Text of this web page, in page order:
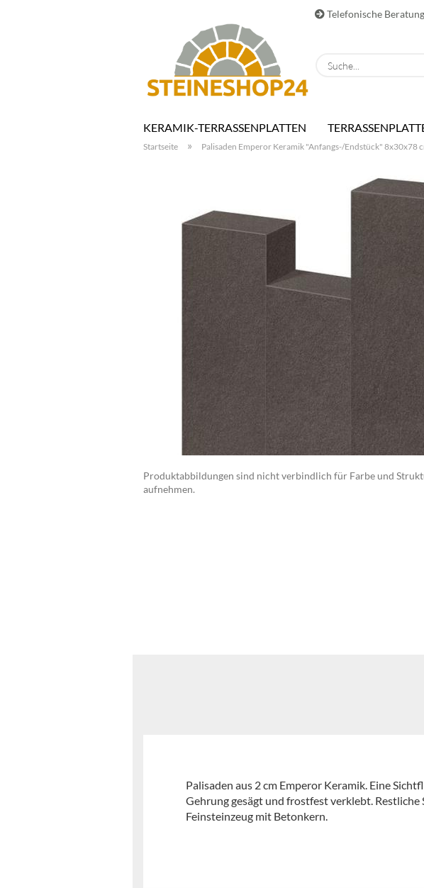
Telefonische
KERAMIK-TERRASSENPLATTEN
Startseite » Palisaden Emperor Keramik "Anfangs-/Endstück" 8x30x78
Produktabbildungen sind nicht verbindlich für Farbe und
aufnehmen.
Palisaden aus 2 cm Emperor Keramik. Eine
Gehrung gesägt und frostfest verklebt.
Feinsteinzeug mit Betonkern.